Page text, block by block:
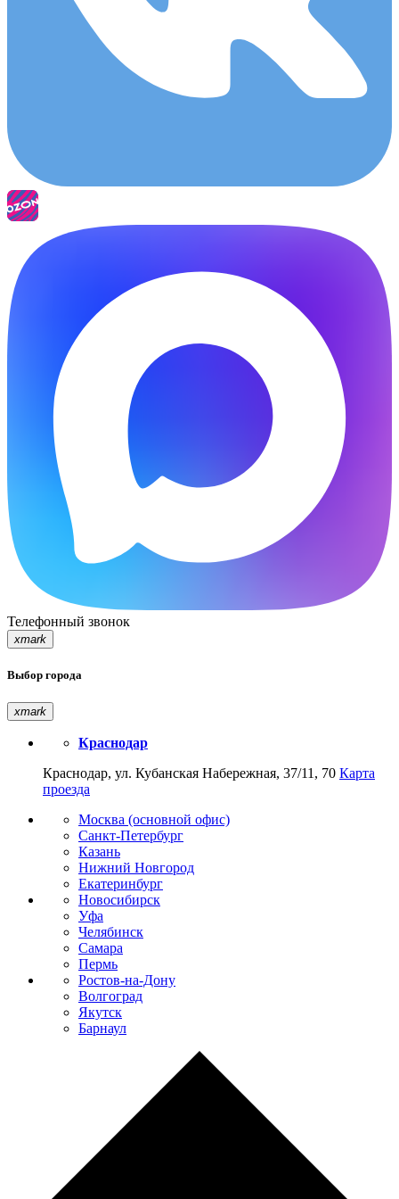
Телефонный звонок
xmark
Выбор города
xmark
Краснодар
Краснодар, ул. Кубанская Набережная, 37/11, 70 Карта
проезда
Москва (основной офис)
Санкт-Петербург
Казань
Нижний Новгород
Екатеринбург
Новосибирск
Уфа
Челябинск
Самара
Пермь
Ростов-на-Дону
Волгоград
Якутск
Барнаул